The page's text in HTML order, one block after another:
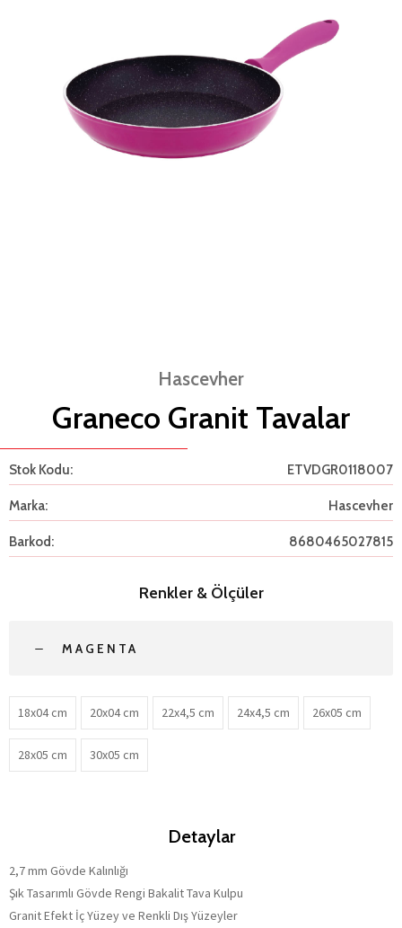
Hascevher
Graneco Granit Tavalar
Stok Kodu: ETVDGR0118007
Marka: Hascevher
Barkod: 8680465027815
Renkler & Ölçüler
MAGENTA
18x04 cm 20x04 cm 22x4,5 cm 24x4,5 cm 26x05 cm
28x05 cm 30x05 cm
Detaylar
2,7 mm Gövde Kalınlığı
Şık Tasarımlı Gövde Rengi Bakalit Tava Kulpu
Granit Efekt İç Yüzey ve Renkli Dış Yüzeyler